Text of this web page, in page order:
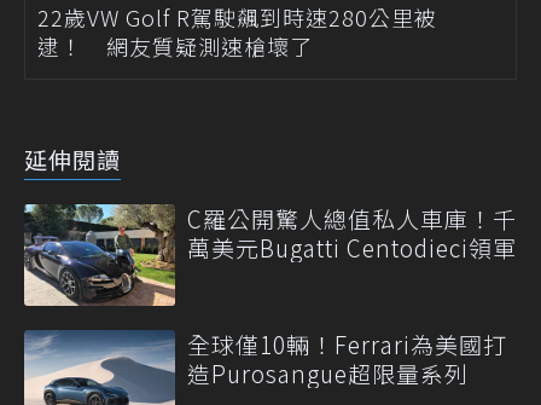
22歲VW Golf R駕駛飆到時速280公里被
逮！ 網友質疑測速槍壞了
延伸閱讀
C羅公開驚人總值私人車庫！千
萬美元Bugatti Centodieci領軍
全球僅10輛！Ferrari為美國打
造Purosangue超限量系列